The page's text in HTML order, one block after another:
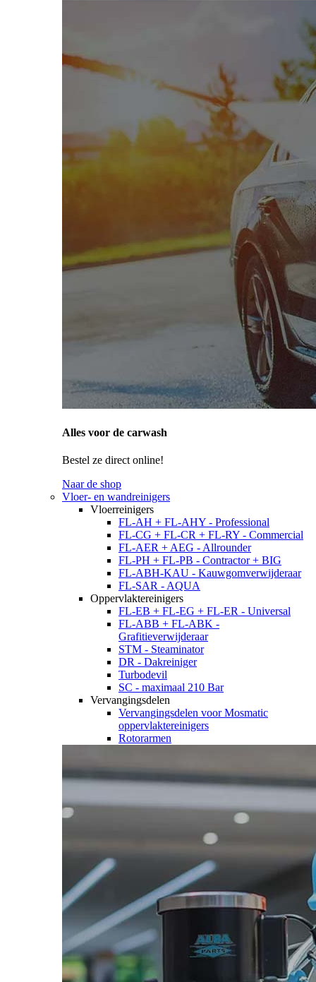
Alles voor de carwash
Bestel ze direct online!
Naar de shop
Vloer- en wandreinigers
Vloerreinigers
FL-AH + FL-AHY - Professional
FL-CG + FL-CR + FL-RY - Commercial
FL-AER + AEG - Allrounder
FL-PH + FL-PB - Contractor + BIG
FL-ABH-KAU - Kauwgomverwijderaar
FL-SAR - AQUA
Oppervlaktereinigers
FL-EB + FL-EG + FL-ER - Universal
FL-ABB + FL-ABK -
Grafitieverwijderaar
STM - Steaminator
DR - Dakreiniger
Turbodevil
SC - maximaal 210 Bar
Vervangingsdelen
Vervangingsdelen voor Mosmatic
oppervlaktereinigers
Rotorarmen